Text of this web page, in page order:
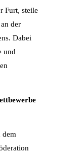
Furt, steile
der
Dabei
und
dem